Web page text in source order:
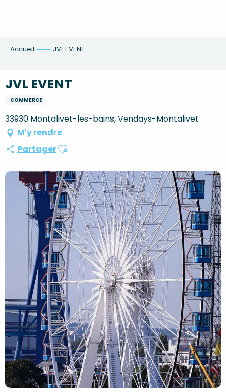
Accueil JVL EVENT
JVL EVENT
COMMERCE
33930 Montalivet-les-bains, Vendays-Montalivet
M'y rendre
PartagerAjouter aux favoris